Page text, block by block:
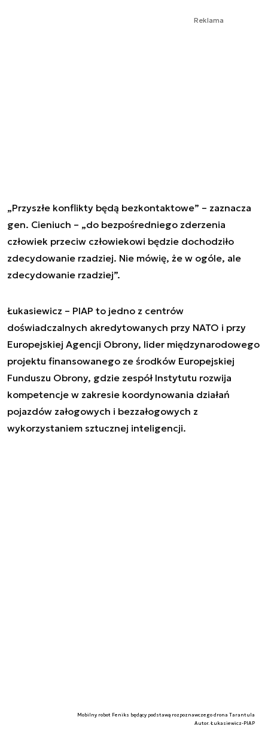
Reklama
„Przyszłe konflikty będą bezkontaktowe” – zaznacza
gen. Cieniuch – „do bezpośredniego zderzenia
człowiek przeciw człowiekowi będzie dochodziło
zdecydowanie rzadziej. Nie mówię, że w ogóle, ale
zdecydowanie rzadziej”.
Łukasiewicz – PIAP to jedno z centrów
doświadczalnych akredytowanych przy NATO i przy
Europejskiej Agencji Obrony, lider międzynarodowego
projektu finansowanego ze środków Europejskiej
Funduszu Obrony, gdzie zespół Instytutu rozwija
kompetencje w zakresie koordynowania działań
pojazdów załogowych i bezzałogowych z
wykorzystaniem sztucznej inteligencji.
Mobilny robot Feniks będący podstawą rozpoznawczego drona Tarantula
Autor. Łukasiewicz-PIAP